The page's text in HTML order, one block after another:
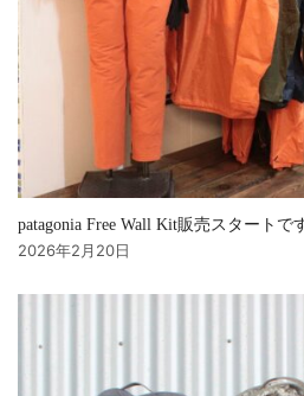
patagonia Free Wall Kit販売スタート
2026年2月20日